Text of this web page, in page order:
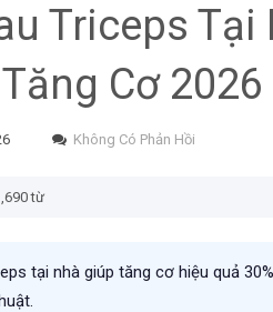
Triceps
Cơ 2026
Không Có Phản Hồi
từ
tại nhà giúp tăng cơ hiệu quả